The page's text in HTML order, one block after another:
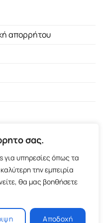
σας.
για υπηρεσίες όπως τα
την εμπειρία
θα μας βοηθήσετε
Αποδοχή
απορρήτου
Α.Α. Λιβάνη| All rights
- F: 2103617791